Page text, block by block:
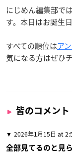
にじめん編集部では
す。本日はお誕生
すべての順位はア
気になる方はぜひ
皆のコメント
2026年1月15日 at
全部見てるのと見